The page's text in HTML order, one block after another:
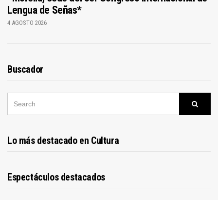
Lengua de Señas*
4 AGOSTO 2026
Buscador
Lo más destacado en Cultura
Espectáculos destacados